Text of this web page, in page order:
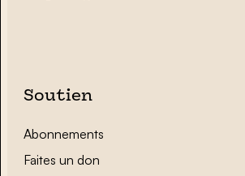
Soutien
Abonnements
Faites un don